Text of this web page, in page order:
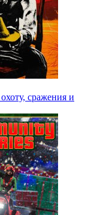
сражения и